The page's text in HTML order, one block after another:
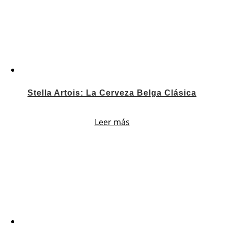
Stella Artois: La Cerveza Belga Clásica
Leer más